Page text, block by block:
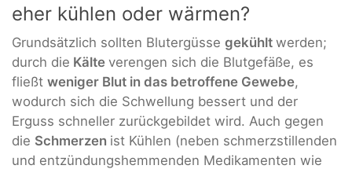
eher kühlen oder wärmen?
Grundsätzlich sollten Blutergüsse gekühlt werden;
durch die Kälte verengen sich die Blutgefäße, es
fließt weniger Blut in das betroffene Gewebe,
wodurch sich die Schwellung bessert und der
Erguss schneller zurückgebildet wird. Auch gegen
die Schmerzen ist Kühlen (neben schmerzstillenden
und entzündungshemmenden Medikamenten wie